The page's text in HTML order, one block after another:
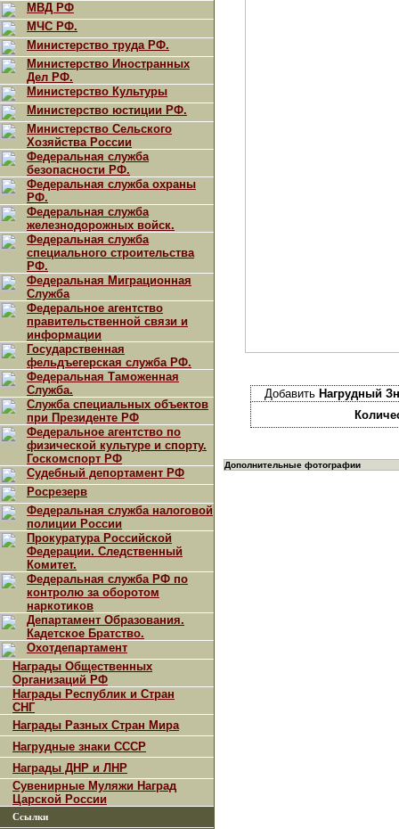
МВД РФ
МЧС РФ.
Министерство труда РФ.
Министерство Иностранных
Дел РФ.
Министерство Культуры
Министерство юстиции РФ.
Министерство Сельского
Хозяйства России
Федеральная служба
безопасности РФ.
Федеральная служба охраны
РФ.
Федеральная служба
железнодорожных войск.
Федеральная служба
специального строительства
РФ.
Федеральная Миграционная
Служба
Федеральное агентство
правительственной связи и
информации
Государственная
фельдъегерская служба РФ.
Федеральная Таможенная
Служба.
Служба специальных объектов
при Президенте РФ
Федеральное агентство по
физической культуре и спорту.
Госкомспорт РФ
Судебный депортамент РФ
Росрезерв
Федеральная служба налоговой
полиции России
Прокуратура Российской
Федерации. Следственный
Комитет.
Федеральная служба РФ по
контролю за оборотом
наркотиков
Департамент Образования.
Кадетское Братство.
Охотдепартамент
Награды Общественных
Организаций РФ
Награды Республик и Стран
СНГ
Награды Разных Стран Мира
Нагрудные знаки СССР
Награды ДНР и ЛНР
Сувенирные Муляжи Наград
Царской России
Ссылки
Добавить Нагрудный
Дополнительные фотографии